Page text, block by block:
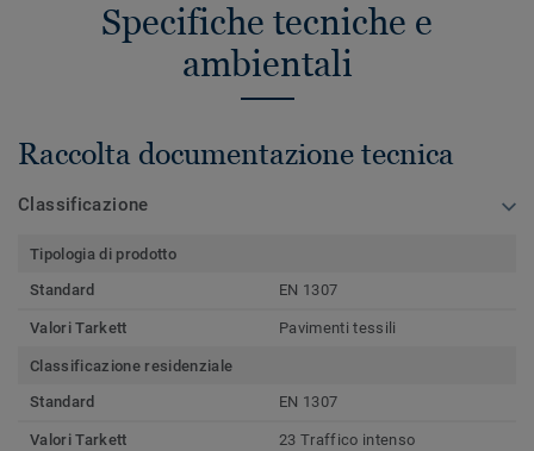
Specifiche tecniche e
ambientali
Raccolta documentazione tecnica
Classificazione
Tipologia di prodotto
Standard
EN 1307
Valori Tarkett Pavimenti tessili
Classificazione residenziale
Standard
EN 1307
Valori Tarkett 23 Traffico intenso